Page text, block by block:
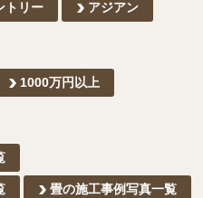
トリー アジアン
1000万円以上
畳の施工事例写真一覧